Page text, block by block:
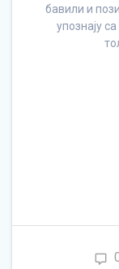
бавили и
упознају